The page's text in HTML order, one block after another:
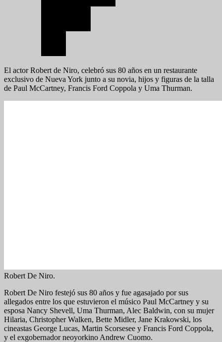
El actor Robert de Niro, celebró sus 80 años en un restaurante
exclusivo de Nueva York junto a su novia, hijos y figuras de la talla
de Paul McCartney, Francis Ford Coppola y Uma Thurman.
Robert De Niro.
Robert De Niro festejó sus 80 años y fue agasajado por sus
allegados entre los que estuvieron el músico Paul McCartney y su
esposa Nancy Shevell, Uma Thurman, Alec Baldwin, con su mujer
Hilaria, Christopher Walken, Bette Midler, Jane Krakowski, los
cineastas George Lucas, Martin Scorsesee y Francis Ford Coppola,
y el exgobernador neoyorkino Andrew Cuomo.